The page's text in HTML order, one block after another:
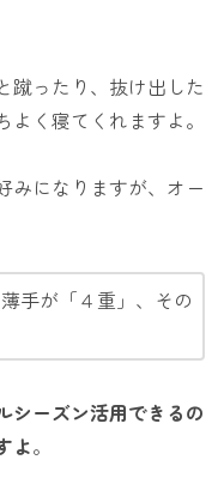
蹴ったり、抜け出した
く寝てくれますよ。
みになりますが、オー
手が「４重」、その
シーズン活用できるの
よ。